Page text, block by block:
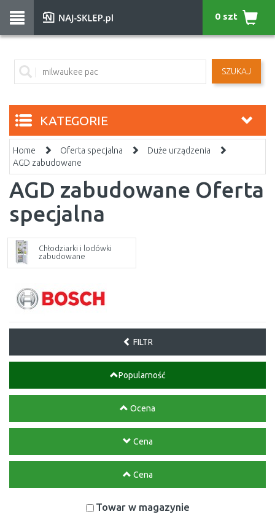
SZUKAJ
0 szt
KATEGORIE
Home Oferta specjalna
Duże urządzenia
AGD zabudowane
AGD zabudowane Oferta
specjalna
Chłodziarki i lodówki
zabudowane
FILTR
Popularność
Ocena
Cena
Cena
Towar w magazynie